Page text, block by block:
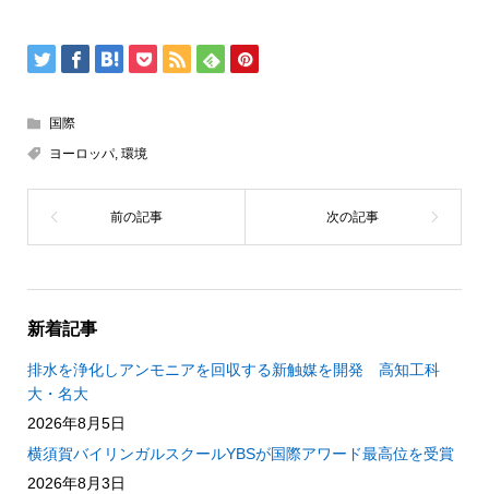
国際
ヨーロッパ, 環境
新着記事
排水を浄化しアンモニアを回収する新触媒を開発 高知工科
大・名大
2026年8月5日
横須賀バイリンガルスクールYBSが国際アワード最高位を受賞
2026年8月3日